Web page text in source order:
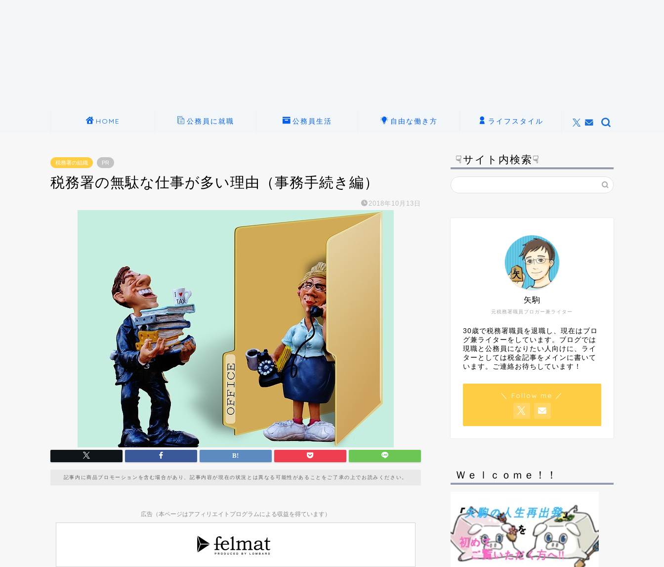
HOME 公務員に就職 公務員生活 自由な働き方 ライフスタイル
税務署の組織 PR
税務署の無駄な仕事が多い理由（事務手続き編）
2018年10月13日
記事内に商品プロモーションを含む場合があり、記事内容が現在の状況とは異なる可能性があることをご了承の上でお読みください。
広告（本ページはアフィリエイトプログラムによる収益を得ています）
☟サイト内検索☟
元税務署職員ブロガー兼ライター
矢駒
30歳で税務署職員を退職し、現在はブロ
グ兼ライターをしています。ブログでは
現職と公務員になりたい人向けに、ライ
ターとしては税金記事をメインに書いて
います。ご連絡お待ちしています！
＼ Follow me ／
Ｗｅｌｃｏｍｅ！！